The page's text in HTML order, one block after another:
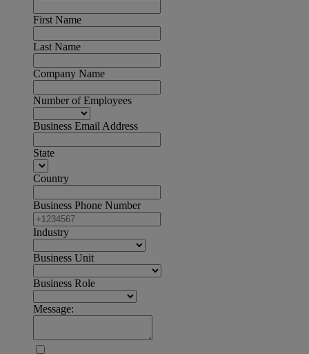
First Name
Last Name
Company Name
Number of Employees
Business Email Address
State
Country
Business Phone Number
Industry
Business Unit
Business Role
Message: